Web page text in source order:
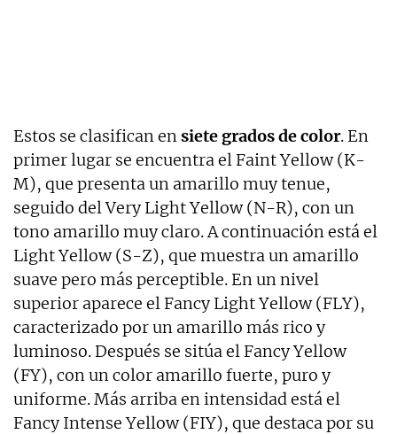
Estos se clasifican ensiete grados de color. En
primer lugar se encuentra el Faint Yellow (K-
M), que presenta un amarillo muy tenue,
seguido del Very Light Yellow (N-R), con un
tono amarillo muy claro. A continuación está el
Light Yellow (S-Z), que muestra un amarillo
suave pero más perceptible. En un nivel
superior aparece el Fancy Light Yellow (FLY),
caracterizado por un amarillo más rico y
luminoso. Después se sitúa el Fancy Yellow
(FY), con un color amarillo fuerte, puro y
uniforme. Más arriba en intensidad está el
Fancy Intense Yellow (FIY), que destaca por su